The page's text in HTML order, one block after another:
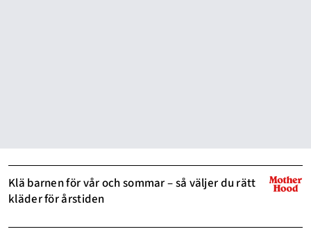
Klä barnen för vår och sommar – så väljer du rätt
kläder för årstiden